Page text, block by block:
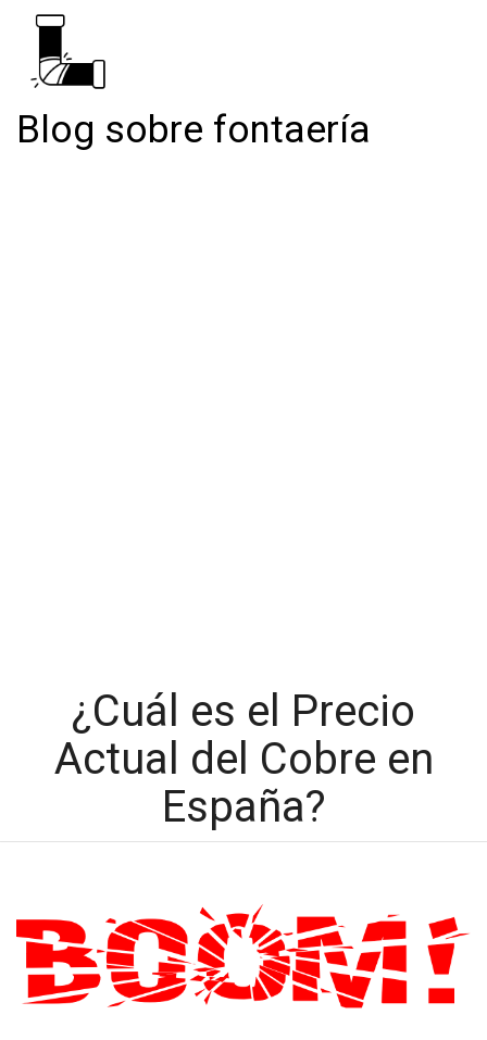
Blog sobre fontaería
¿Cuál es el Precio
Actual del Cobre en
España?